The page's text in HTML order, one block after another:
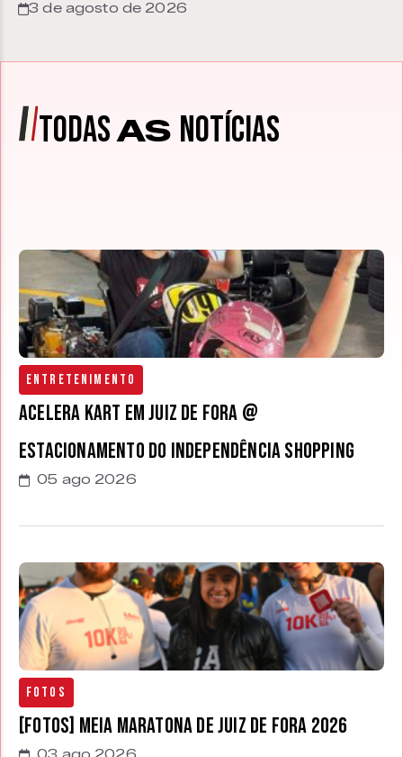
3 de agosto de 2026
TODASAS NOTÍCIAS
Entretenimento
Acelera Kart em Juiz de Fora @
estacionamento do Independência Shopping
05 ago 2026
Fotos
[FOTOS] Meia Maratona de Juiz de Fora 2026